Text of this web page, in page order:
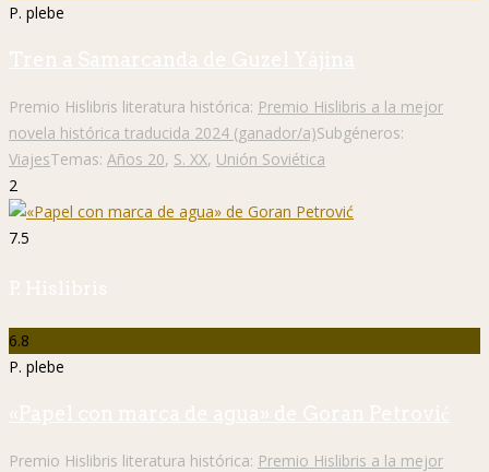
P. plebe
Tren a Samarcanda de Guzel Yájina
Premio Hislibris literatura histórica: Premio Hislibris a la mejor
novela histórica traducida 2024 (ganador/a)Subgéneros:
ViajesTemas: Años 20, S. XX, Unión Soviética
2
7.5
P. Hislibris
6.8
P. plebe
«Papel con marca de agua» de Goran Petrović
Premio Hislibris literatura histórica: Premio Hislibris a la mejor